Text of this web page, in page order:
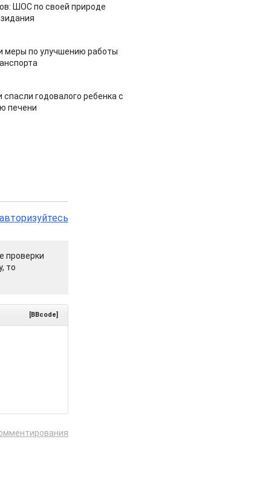
ШОС по своей природе
меры по улучшению работы
спасли годовалого ребенка с
печени
авторизуйтесь
проверки
то
[BBcode]